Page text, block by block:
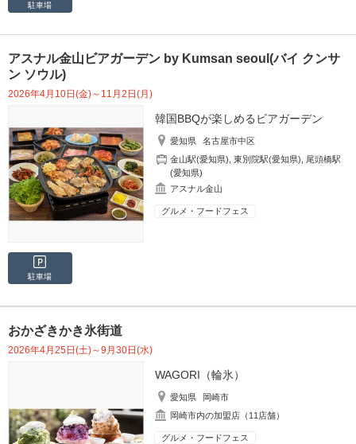
駐車場
アスナル金山ビアガーデン by Kumsan seoul(バイ クンサ
ン ソウル)
2026年4月10日(金)～11月2日(月)
韓国BBQが楽しめるビアガーデン
愛知県
名古屋市中区
金山駅(愛知県) ,東別院駅(愛知県)
尾頭橋駅
(愛知県)
アスナル金山
グルメ・フードフェス
駐車場
おかざきかき氷街道
2026年4月25日(土)～9月30日(水)
WAGORI（輪氷）
愛知県
岡崎市
岡崎市内の加盟店（11店舗）
グルメ・フードフェス